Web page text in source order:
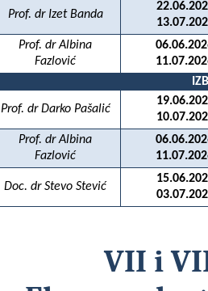
Prof. dr Izet Banda
Prof. dr Albina
Fazlović
Prof. dr Darko Pašalić
Prof. dr Albina
Fazlović
Doc. dr Stevo Stević
VII i